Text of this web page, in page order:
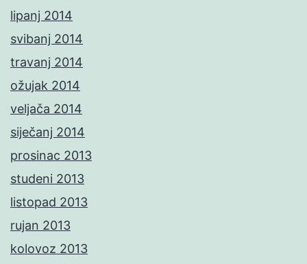
lipanj 2014
svibanj 2014
travanj 2014
ožujak 2014
veljača 2014
siječanj 2014
prosinac 2013
studeni 2013
listopad 2013
rujan 2013
kolovoz 2013